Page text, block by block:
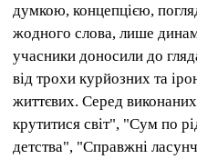
думкою, концепцією,
жодного слова, лише
учасники доносили до
від трохи курйозних та
життєвих. Серед
крутитися світ", "Сум по
детства", "Справжні